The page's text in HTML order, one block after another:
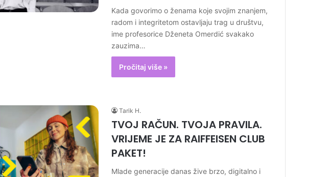
Kada govorimo o ženama koje svojim znanjem,
radom i integritetom ostavljaju trag u društvu,
ime profesorice Dženeta Omerdić svakako
zauzima…
Pročitaj više »
Tarik H.
TVOJ RAČUN. TVOJA PRAVILA.
VRIJEME JE ZA RAIFFEISEN CLUB
PAKET!
Mlade generacije danas žive brzo, digitalno i